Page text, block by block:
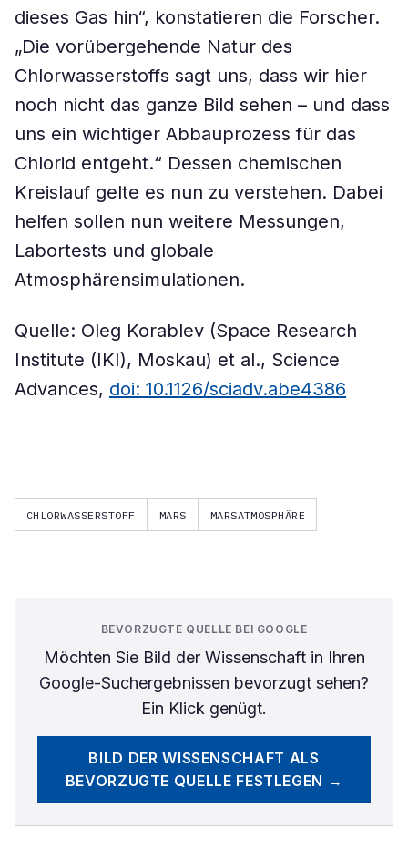
dieses Gas hin“, konstatieren die Forscher.
„Die vorübergehende Natur des
Chlorwasserstoffs sagt uns, dass wir hier
noch nicht das ganze Bild sehen – und dass
uns ein wichtiger Abbauprozess für das
Chlorid entgeht.“ Dessen chemischen
Kreislauf gelte es nun zu verstehen. Dabei
helfen sollen nun weitere Messungen,
Labortests und globale
Atmosphärensimulationen.
Quelle: Oleg Korablev (Space Research
Institute (IKI), Moskau) et al., Science
Advances, doi: 10.1126/sciadv.abe4386
CHLORWASSERSTOFF MARS MARSATMOSPHÄRE
BEVORZUGTE QUELLE BEI GOOGLE
Möchten Sie Bild der Wissenschaftin Ihren
Google-Suchergebnissen bevorzugt sehen?
Ein Klick genügt.
BILD DER WISSENSCHAFT ALS
BEVORZUGTE QUELLE FESTLEGEN →